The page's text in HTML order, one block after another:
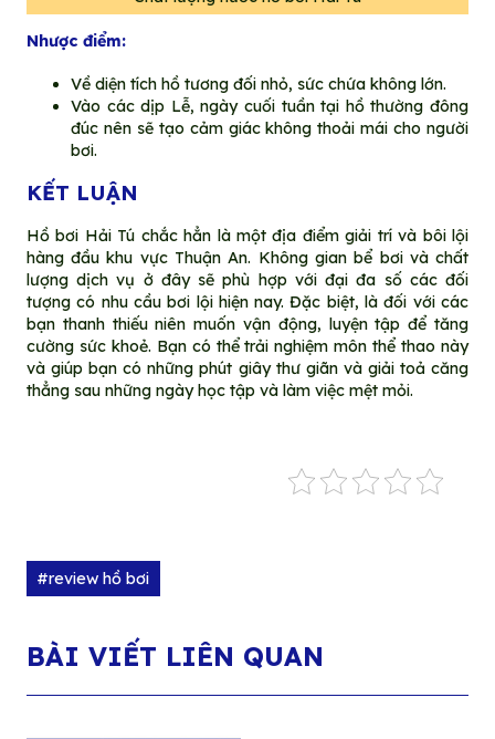
Nhược điểm:
Về diện tích hồ tương đối nhỏ, sức chứa không lớn.
Vào các dịp Lễ, ngày cuối tuần tại hồ thường đông
đúc nên sẽ tạo cảm giác không thoải mái cho người
bơi.
KẾT LUẬN
Hồ bơi Hải Tú chắc hẳn là một địa điểm giải trí và bôi lội
hàng đầu khu vực Thuận An. Không gian bể bơi và chất
lượng dịch vụ ở đây sẽ phù hợp với đại đa số các đối
tượng có nhu cầu bơi lội hiện nay. Đặc biệt, là đối với các
bạn thanh thiếu niên muốn vận động, luyện tập để tăng
cường sức khoẻ. Bạn có thể trải nghiệm môn thể thao này
và giúp bạn có những phút giây thư giãn và giải toả căng
thẳng sau những ngày học tập và làm việc mệt mỏi.
#review hồ bơi
BÀI VIẾT LIÊN QUAN